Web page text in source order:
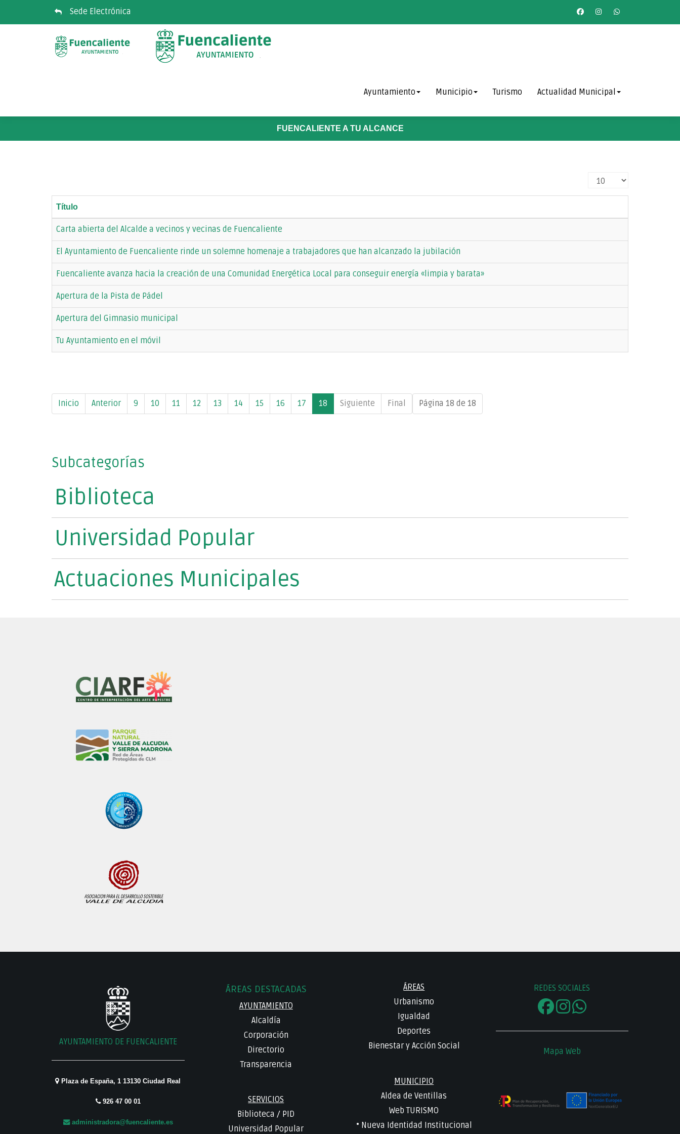
Sede Electrónica
Ayuntamiento Municipio Turismo Actualidad Municipal
FUENCALIENTE A TU ALCANCE
Cantidad
Título
Carta abierta del Alcalde a vecinos y vecinas de Fuencaliente
El Ayuntamiento de Fuencaliente rinde un solemne homenaje a trabajadores que han alcanzado la jubilación
Fuencaliente avanza hacia la creación de una Comunidad Energética Local para conseguir energía «limpia y barata»
Apertura de la Pista de Pádel
Apertura del Gimnasio municipal
Tu Ayuntamiento en el móvil
Página 18 de 18
Inicio Anterior 9 10 11 12 13 14 15 16 17 18 Siguiente Final
Subcategorías
Biblioteca
Universidad Popular
Actuaciones Municipales
AYUNTAMIENTO DE FUENCALIENTE
Plaza de España, 1 13130 Ciudad Real
926 47 00 01
administradora@fuencaliente.es
ÁREAS DESTACADAS
AYUNTAMIENTO
Alcaldía
Corporación
Directorio
Transparencia
SERVICIOS
Biblioteca / PID
Universidad Popular
ÁREAS
Urbanismo
Igualdad
Deportes
Bienestar y Acción Social
MUNICIPIO
Aldea de Ventillas
Web TURISMO
• Nueva Identidad Institucional
REDES SOCIALES
Mapa Web